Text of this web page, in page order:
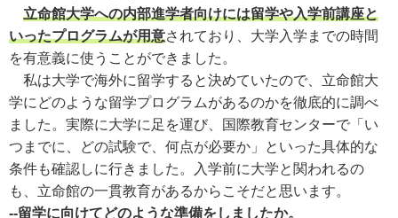
立命館大学への内部進学者向けには留学や入学前講座と
いったプログラムが用意されており、大学入学までの時間
を有意義に使うことができました。
私は大学で海外に留学すると決めていたので、立命館大
学にどのような留学プログラムがあるのかを徹底的に調べ
ました。実際に大学に足を運び、国際教育センターで「い
つまでに、どの試験で、何点が必要か」といった具体的な
条件も確認しに行きました。入学前に大学と関われるの
も、立命館の一貫教育があるからこそだと思います。
--留学に向けてどのような準備をしましたか。